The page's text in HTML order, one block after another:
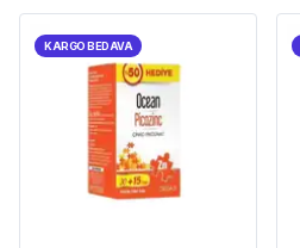
KARGO BEDAVA